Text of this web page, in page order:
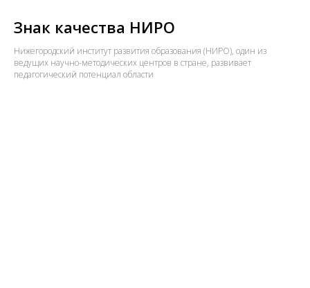
Знак качества НИРО
Нижегородский институт развития образования (НИРО), один из
ведущих научно-методических центров в стране, развивает
педагогический потенциал области